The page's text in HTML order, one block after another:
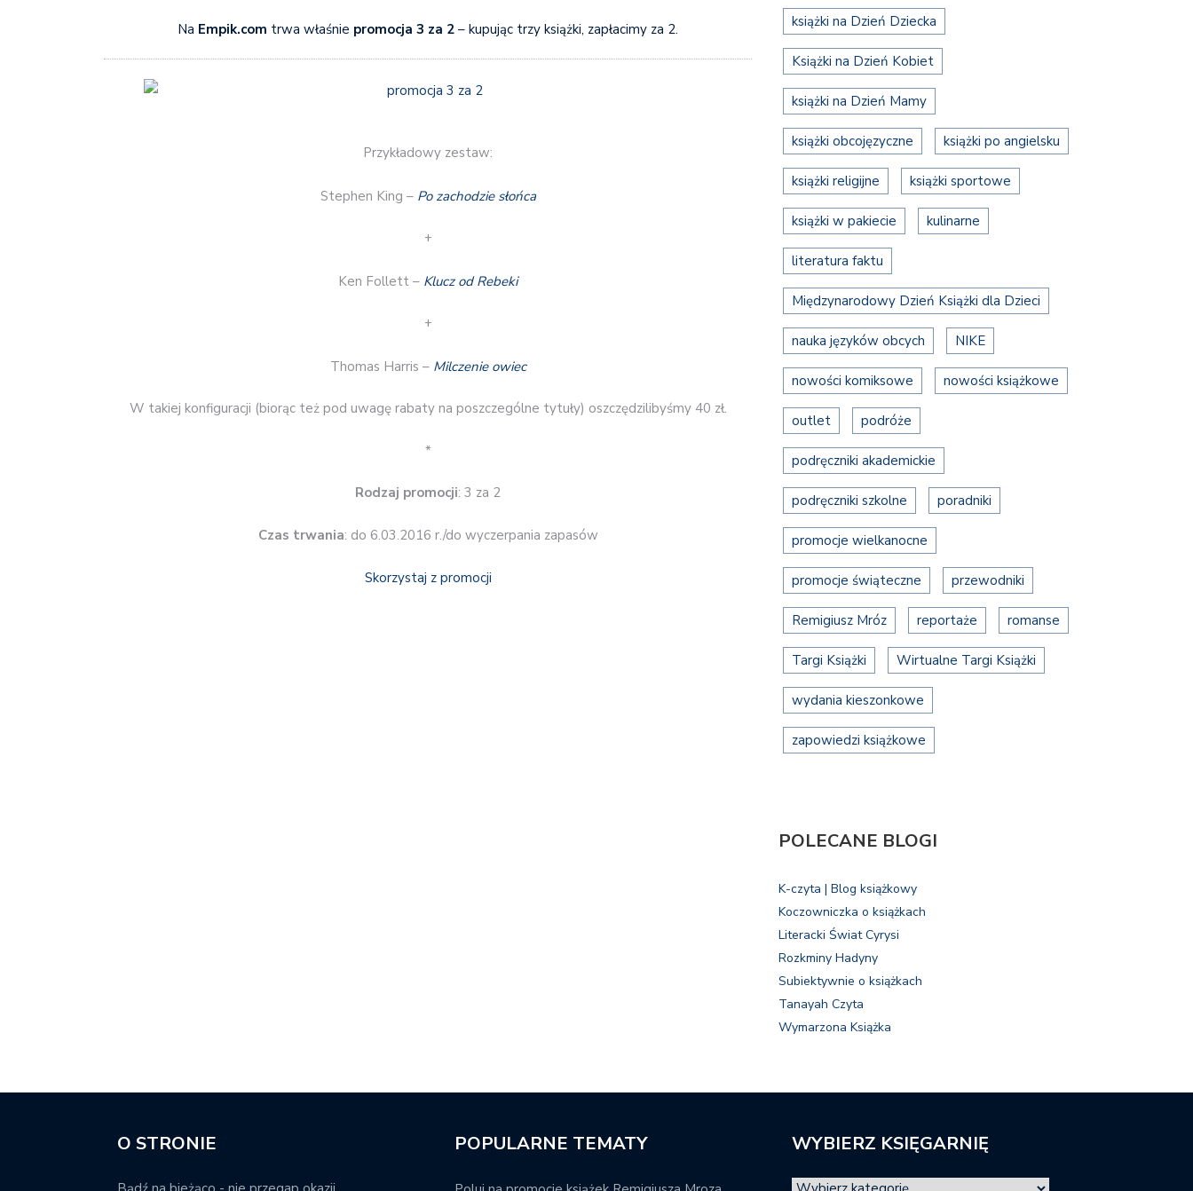
Na Empik.com trwa właśnie promocja 3 za 2 – kupując trzy książki, zapłacimy za 2.
Przykładowy zestaw:
Stephen King – Po zachodzie słońca
+
Ken Follett – Klucz od Rebeki
+
Thomas Harris – Milczenie owiec
W takiej konfiguracji (biorąc też pod uwagę rabaty na poszczególne tytuły) oszczędzilibyśmy 40 zł.
*
Rodzaj promocji: 3 za 2
Czas trwania: do 6.03.2016 r./do wyczerpania zapasów
Skorzystaj z promocji
książki na Dzień Dziecka
Książki na Dzień Kobiet
książki na Dzień Mamy
książki obcojęzyczne książki po angielsku
książki religijne książki sportowe
książki w pakiecie kulinarne
literatura faktu
Międzynarodowy Dzień Książki dla Dzieci
nauka języków obcych NIKE
nowości komiksowe nowości książkowe
outlet podróże
podręczniki akademickie
podręczniki szkolne poradniki
promocje wielkanocne
promocje świąteczne przewodniki
Remigiusz Mróz reportaże romanse
Targi Książki Wirtualne Targi Książki
wydania kieszonkowe
zapowiedzi książkowe
POLECANE BLOGI
K-czyta | Blog książkowy
Koczowniczka o książkach
Literacki Świat Cyrysi
Rozkminy Hadyny
Subiektywnie o książkach
Tanayah Czyta
Wymarzona Książka
O STRONIE POPULARNE TEMATY WYBIERZ KSIĘGARNIĘ